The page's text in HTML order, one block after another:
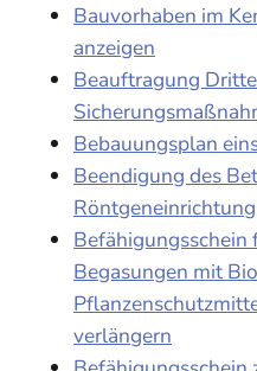
Bauvorhaben im
anzeigen
Beauftragung
Bebauungsplan
Beendigung des
Begasungen mit
verlängern